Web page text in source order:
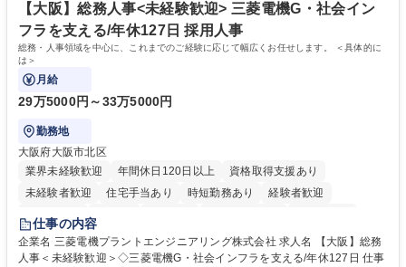
社員から頼られる存在になることができます。平均19:30の退勤以降の業
務の持ち帰りも禁止されており、メリハリのある働き方となります。 学
歴・資格 学歴：大学院 大学 高専 短大 語学力： 資格：
【大阪】総務人事<未経験歓迎> 三菱電機G・社会イン
フラを支える/年休127日 採用人事
総務・人事領域を中心に、これまでのご経験に応じて幅広くお任せします。 ＜具体的に
は＞
月給
29万5000円～33万5000円
勤務地
大阪府大阪市北区
業界未経験歓迎
年間休日120日以上
資格取得支援あり
未経験者歓迎
住宅手当あり 時短勤務あり
経験者歓迎
退職金あり
駅近5分以内
土日祝休み 服装自由 寮・社宅あり 食事補助あり
仕事の内容
企業名 三菱電機プラントエンジニアリング株式会社 求人名 【大阪】総務
人事＜未経験歓迎＞◇三菱電機G・社会インフラを支える/年休127日 仕事